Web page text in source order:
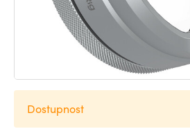
Dostupnost